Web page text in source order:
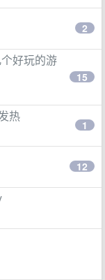
2
好玩的游
15
热
1
12